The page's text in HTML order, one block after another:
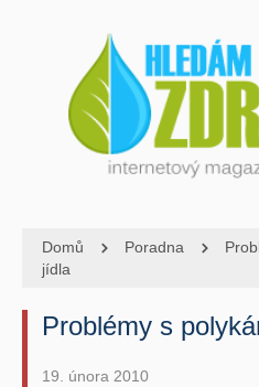
Domů Poradna
jídla
Problémy s
19. února 2010